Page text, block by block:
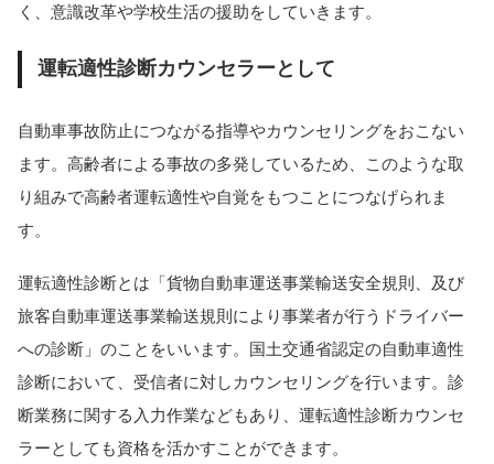
く、意識改革や学校生活の援助をしていきます。
運転適性診断カウンセラーとして
自動車事故防止につながる指導やカウンセリングをおこない
ます。高齢者による事故の多発しているため、このような取
り組みで高齢者運転適性や自覚をもつことにつなげられま
す。
運転適性診断とは「貨物自動車運送事業輸送安全規則、及び
旅客自動車運送事業輸送規則により事業者が行うドライバー
への診断」のことをいいます。国土交通省認定の自動車適性
診断において、受信者に対しカウンセリングを行います。診
断業務に関する入力作業などもあり、運転適性診断カウンセ
ラーとしても資格を活かすことができます。